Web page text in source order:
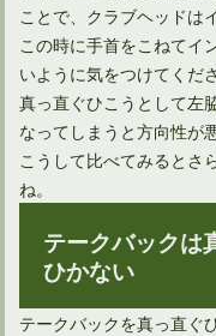
ドライバーを構えたとき
ことで、クラブヘッドは
この時に手首をこねてイ
いように気をつけてくださ
真っ直ぐひこうとして左
なってしまうと方向性が
こうして比べてみるとさ
ね。
テークバックは
ひかない
テークバックを真っ直ぐ